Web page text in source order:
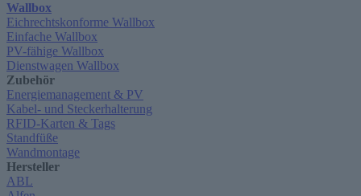
Wallbox
Eichrechtskonforme Wallbox
Einfache Wallbox
PV-fähige Wallbox
Dienstwagen Wallbox
Zubehör
Energiemanagement & PV
Kabel- und Steckerhalterung
RFID-Karten & Tags
Standfüße
Wandmontage
Hersteller
ABL